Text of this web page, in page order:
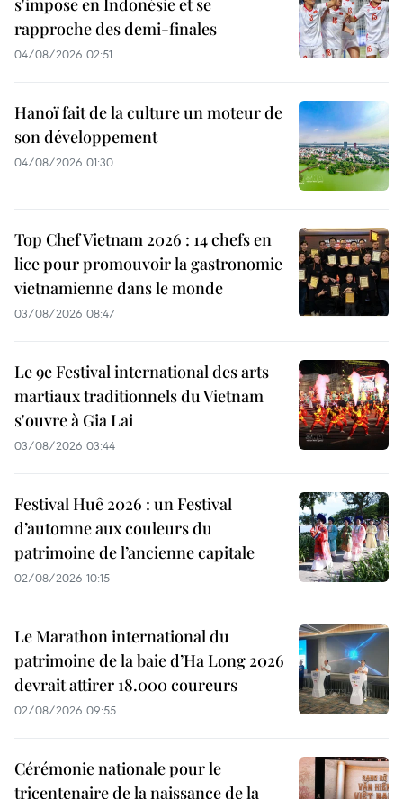
s'impose en Indonésie et se
rapproche des demi-finales
04/08/2026 02:51
Hanoï fait de la culture un moteur de
son développement
04/08/2026 01:30
Top Chef Vietnam 2026 : 14 chefs en
lice pour promouvoir la gastronomie
vietnamienne dans le monde
03/08/2026 08:47
Le 9e Festival international des arts
martiaux traditionnels du Vietnam
s'ouvre à Gia Lai
03/08/2026 03:44
Festival Huê 2026 : un Festival
d’automne aux couleurs du
patrimoine de l’ancienne capitale
02/08/2026 10:15
Le Marathon international du
patrimoine de la baie d’Ha Long 2026
devrait attirer 18.000 coureurs
02/08/2026 09:55
Cérémonie nationale pour le
tricentenaire de la naissance de la